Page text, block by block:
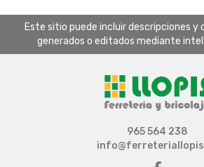
Este sitio puede incluir descripciones y
generados o editados mediante
965 564 238